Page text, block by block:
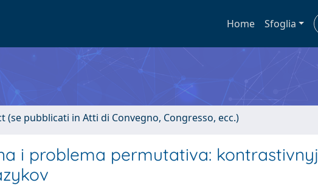
Home Sfoglia
(se pubblicati in Atti di Convegno, Congresso, ecc.)
i problema permutativa: kontrastivnyj